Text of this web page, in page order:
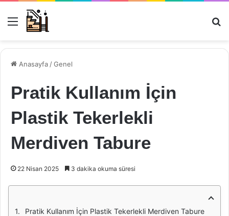
Menü
Anasayfa /Genel
Pratik Kullanım İçin
Plastik Tekerlekli
Merdiven Tabure
22 Nisan 2025 3 dakika okuma süresi
Pratik Kullanım İçin Plastik Tekerlekli Merdiven Tabure